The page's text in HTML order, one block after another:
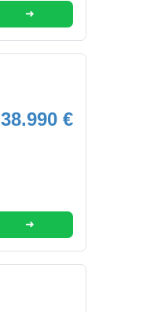
➜
38.990 €
➜